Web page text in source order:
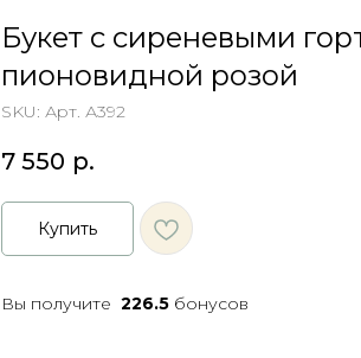
Букет с сиреневыми
пионовидной розой
SKU: Арт. А392
7 550 р.
Купить
Вы получите 226.5 бонусов